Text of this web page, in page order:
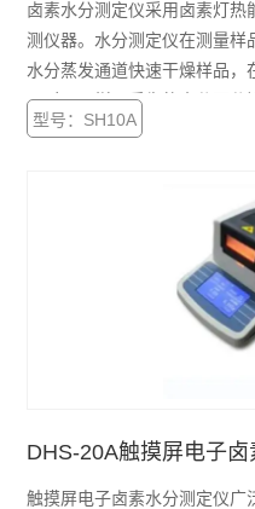
卤素水分测定仪采用卤素灯
测仪器。水分测定仪在测量样
水分蒸发通道快速干燥样品，
即时显示样品丢失的水分百分
的水分含量值，被锁定显示。
型号：SH10A
DHS-20A触摸屏电子卤
触摸屏电子卤素水分测定仪广